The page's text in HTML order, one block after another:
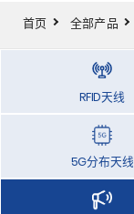
首页 全部产品
RFID天线
5G分布天线